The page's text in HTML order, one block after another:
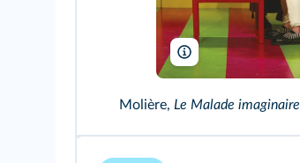
P. Victor/ArtComArt
Molière, Le Malade imaginaire